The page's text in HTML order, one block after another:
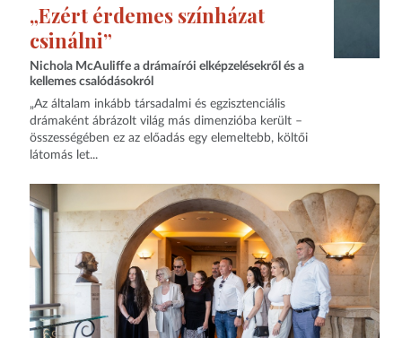
„Ezért érdemes színházat
csinálni”
Nichola McAuliffe a drámaírói elképzelésekről és a
kellemes csalódásokról
„Az általam inkább társadalmi és egzisztenciális
drámaként ábrázolt világ más dimenzióba került –
összességében ez az előadás egy elemeltebb, költői
látomás let...